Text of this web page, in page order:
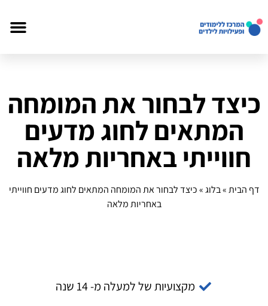
כיצד לבחור את המומחה
המתאים לחוג מדעים
חווייתי באחריות מלאה
דף הבית»בלוג»כיצד לבחור את המומחה המתאים לחוג מדעים חווייתי
באחריות מלאה
מקצועיות של למעלה מ- 14 שנה